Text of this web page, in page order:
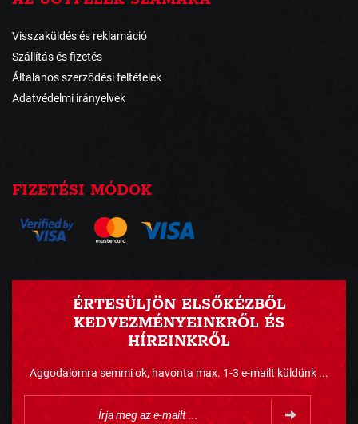
Visszaküldés és reklamáció
Szállítás és fizetés
Általános szerződési feltételek
Adatvédelmi irányelvek
FIZETÉSI MÓDOK
ÉRTESÜLJÖN ELSŐKÉZBŐL
KEDVEZMÉNYEINKRŐL ÉS
HÍREINKRŐL
Aggodalomra semmi ok, havonta max. 1-3 e-mailt küldünk ...